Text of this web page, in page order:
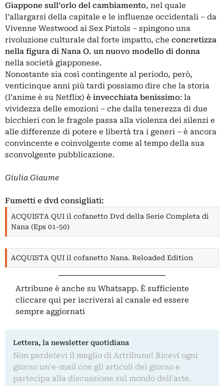
Giappone sull’orlo del cambiamento, nel quale
l’allargarsi della capitale e le influenze occidentali – da
Vivenne Westwood ai Sex Pistols – spingono una
rivoluzione culturale dal forte impatto, che concretizza
nella figura di Nana O. un nuovo modello di donna
nella società giapponese.
Nonostante sia così contingente al periodo, però,
venticinque anni più tardi possiamo dire che la storia
(l’anime è su Netflix) è invecchiata benissimo: la
vividezza delle emozioni – che dalla tenerezza di due
bicchieri con le fragole passa alla violenza dei silenzi e
alle differenze di potere e libertà tra i generi – è ancora
convincente e coinvolgente come al tempo della sua
sconvolgente pubblicazione.
Giulia Giaume
Fumetti e dvd consigliati:
ACQUISTA QUI il cofanetto Dvd della Serie Completa di
Nana (Eps 01-50)
ACQUISTA QUI il cofanetto Nana. Reloaded Edition
Artribune è anche su Whatsapp. È sufficiente
cliccare qui per iscriversi al canale ed essere
sempre aggiornati
Lettera, la newsletter quotidiana
Non perdetevi il meglio di Artribune! Ricevi ogni
giorno un'e-mail con gli articoli del giorno e
partecipa alla discussione sul mondo dell'arte.